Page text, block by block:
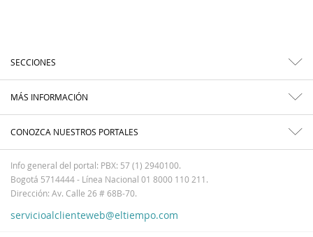
SECCIONES
MÁS INFORMACIÓN
CONOZCA NUESTROS PORTALES
Info general del portal: PBX: 57 (1) 2940100.
Bogotá 5714444 - Línea Nacional 01 8000 110 211.
Dirección: Av. Calle 26 # 68B-70.
servicioalclienteweb@eltiempo.com